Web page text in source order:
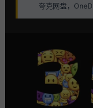
夸克网盘，